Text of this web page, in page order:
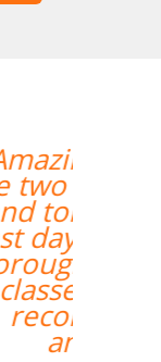
by
my
I
my